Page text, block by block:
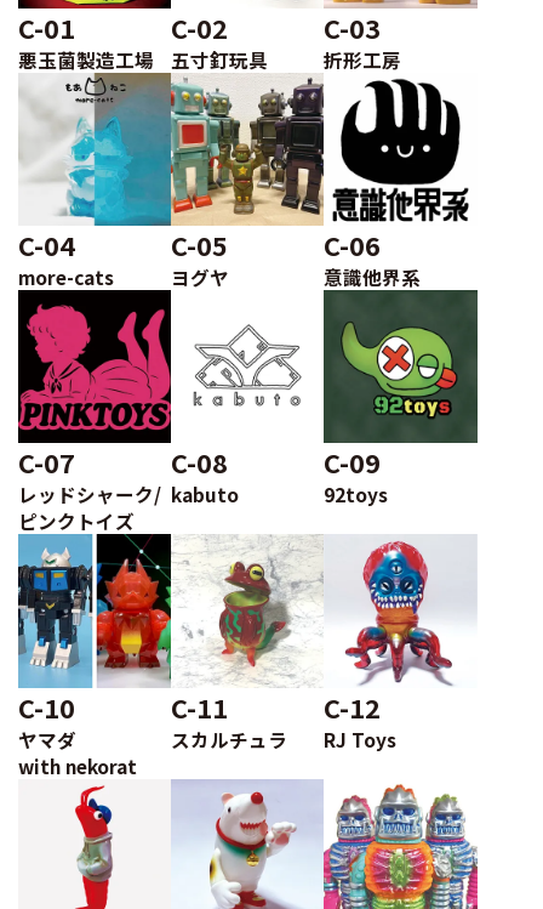
C-01
悪玉菌製造工場
C-02
五寸釘玩具
C-03
折形工房
C-04
more-cats
C-05
ヨグヤ
C-06
意識他界系
C-07
レッドシャーク/
ピンクトイズ
C-08
kabuto
C-09
92toys
C-10
ヤマダ
with nekorat
C-11
スカルチュラ
C-12
RJ Toys